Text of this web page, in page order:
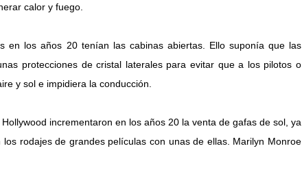
calor y fuego.
en los años 20 tenían las cabinas abiertas. Ello suponía que las
protecciones de cristal laterales para evitar que a los pilotos o
y sol e impidiera la conducción.
incrementaron en los años 20 la venta de gafas de sol, ya
rodajes de grandes películas con unas de ellas. Marilyn Monroe